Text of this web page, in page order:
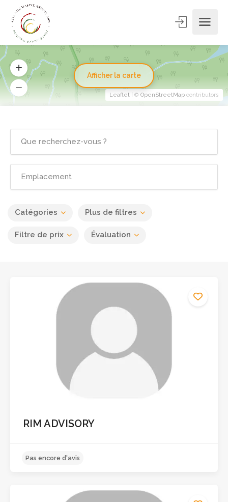
Catégories Plus de filtres
Filtre de prix Évaluation
RIM ADVISORY
Leaflet | © OpenStreetMap contributors
Afficher la carte